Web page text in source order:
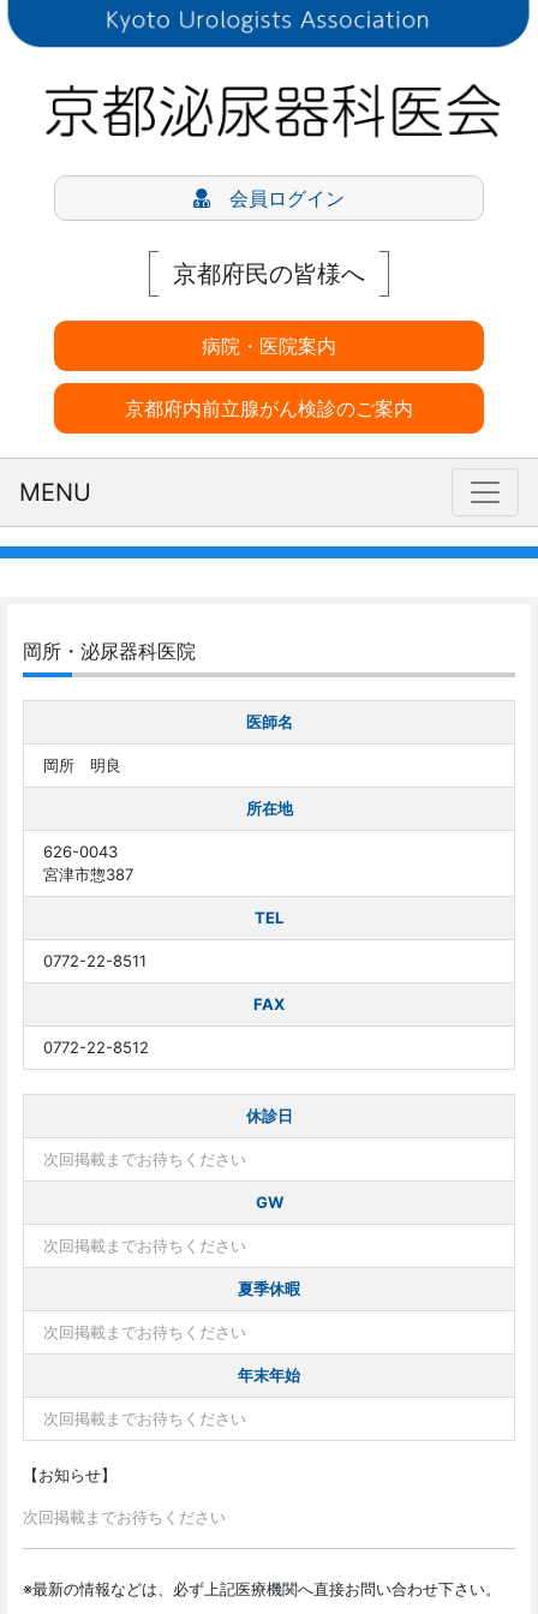
会員ログイン
京都府民の皆様へ
病院・医院案内
京都府内前立腺がん検診のご案内
MENU
岡所・泌尿器科医院
医師名
岡所 明良
所在地
626-0043
宮津市惣387
TEL
0772-22-8511
FAX
0772-22-8512
休診日
次回掲載までお待ちください
GW
次回掲載までお待ちください
夏季休暇
次回掲載までお待ちください
年末年始
次回掲載までお待ちください
【お知らせ】
次回掲載までお待ちください
※最新の情報などは、必ず上記医療機関へ直接お問い合わせ下さい。